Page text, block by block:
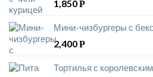
1,850Р
Мини-чизбургеры с
2,400Р
Тортилья с